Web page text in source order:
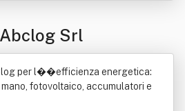
Srl
per l��efficienza energetica:
fotovoltaico, accumulatori e